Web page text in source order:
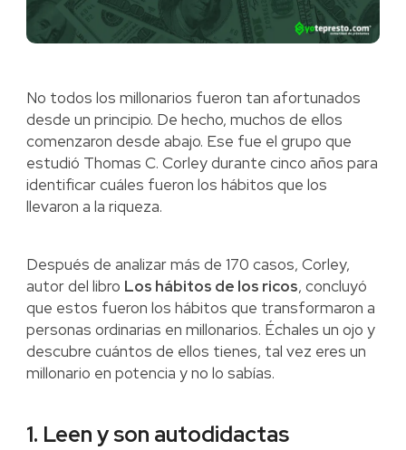
No todos los millonarios fueron tan afortunados
desde un principio. De hecho, muchos de ellos
comenzaron desde abajo. Ese fue el grupo que
estudió Thomas C. Corley durante cinco años para
identificar cuáles fueron los hábitos que los
llevaron a la riqueza.
Después de analizar más de 170 casos, Corley,
autor del libro Los hábitos de los ricos, concluyó
que estos fueron los hábitos que transformaron a
personas ordinarias en millonarios. Échales un ojo y
descubre cuántos de ellos tienes, tal vez eres un
millonario en potencia y no lo sabías.
1. Leen y son autodidactas